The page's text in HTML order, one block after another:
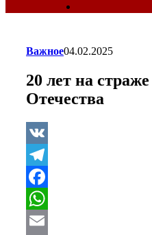
Важное04.02.2025
20 лет на
Отечества
VK
Telegram
Facebook
WhatsApp